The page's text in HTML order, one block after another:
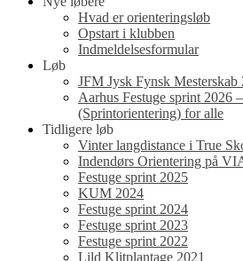
Hvad er orienteringsløb
Opstart i klubben
Indmeldelsesformular
Løb
JFM Jysk Fynsk Mesterskab
Aarhus Festuge sprint 2026
(Sprintorientering) for alle
Tidligere løb
Vinter langdistance i True
Indendørs Orientering på
Festuge sprint 2025
KUM 2024
Festuge sprint 2024
Festuge sprint 2023
Festuge sprint 2022
Lild Klitplantage 2021